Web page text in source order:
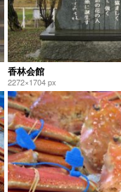
香林会館
2272×1704 px